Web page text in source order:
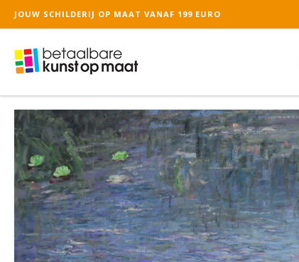
JOUW SCHILDERIJ OP MAAT VANAF 199 EURO